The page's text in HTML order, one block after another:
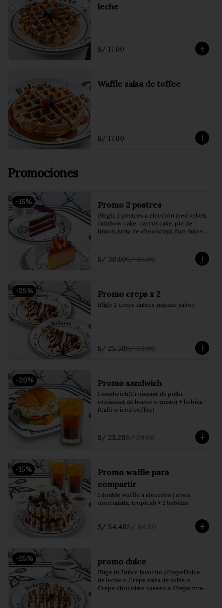
leche
S/ 17.00
Waffle salsa de toffee
S/ 17.00
Promociones
-15% Promo 2 postres
Elegir 2 postres a elección (red velvet,
rainbow cake, carrot cake, pie de
limon, tarta de chococuyá, flan dulce
S/ 30.60S/ 36.00
-25% Promo creps x 2
Elige 2 creps dulces mismo sabor
S/ 25.50S/ 34.00
-20% Promo sandwich
1 sandwich(Croissant de pollo,
croissant de huevo o mixto) + bebida
(Café o iced coffee)
S/ 23.20S/ 29.00
-15%
Promo waffle para
compartir
1 double waffle a elección ( oreo,
noccialatta, tropical) + 2 bebidas
S/ 54.40S/ 64.00
-25% promo dulce
Elige tu Dulce favorito (CrepeDulce
de leche o Crepe salsa de toffe o
Crepe chocolate casero o Crepe miel